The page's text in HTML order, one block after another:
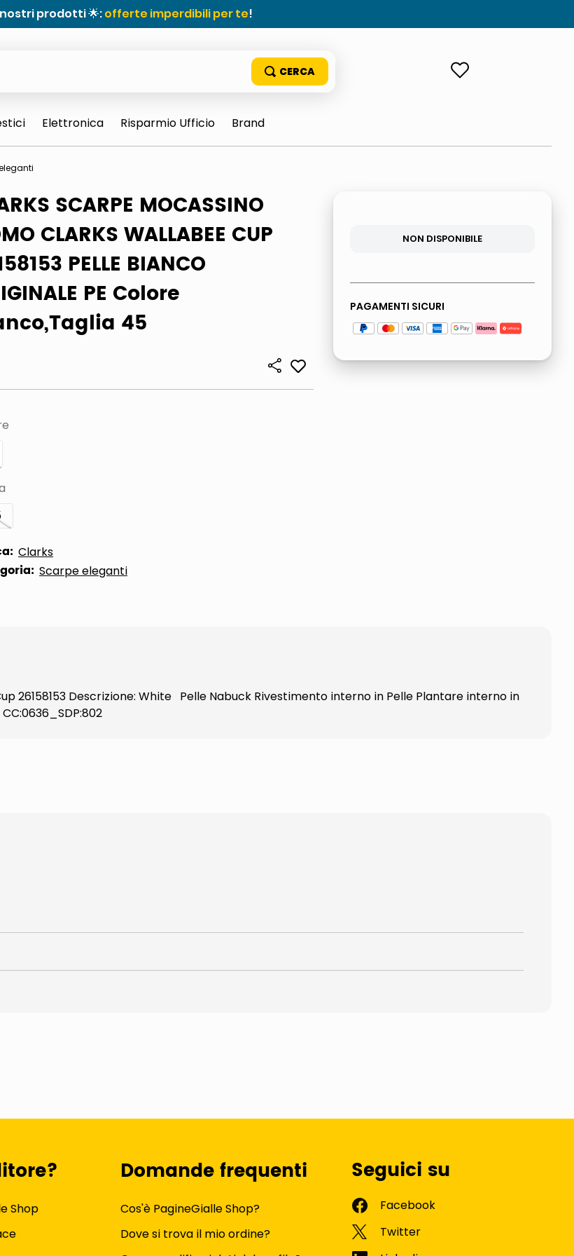
prodotti 🌟:offerte imperdibili per te!
sun
Elettronica Risparmio Ufficio Brand
SCARPE MOCASSINO
CLARKS WALLABEE CUP
PELLE BIANCO
PE Colore
45
Clarks
Scarpe eleganti
NON DISPONIBILE
PAGAMENTI SICURI
26158153 Descrizione: White Pelle Nabuck Rivestimento interno in Pelle Plantare interno in
Shop
Domande frequenti
Cos'è PagineGialle Shop?
Dove si trova il mio ordine?
Seguici su